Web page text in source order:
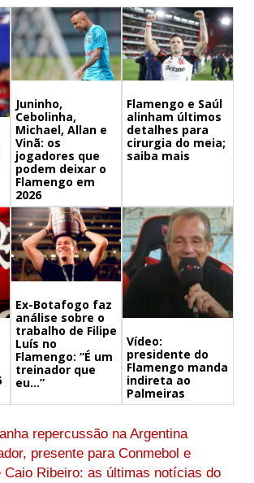
Juninho,
Cebolinha,
Michael, Allan e
Vinã: os
jogadores que
podem deixar o
Flamengo em
2026
Flamengo e Saúl
alinham últimos
detalhes para
cirurgia do meia;
saiba mais
Ex-Botafogo faz
análise sobre o
trabalho de Filipe
Luís no
Flamengo: “É um
treinador que
eu…”
Vídeo:
presidente do
Flamengo manda
indireta ao
Palmeiras
repercussão na Argentina
presente para Conmebol e
Caio Ribeiro: as últimas notícias do